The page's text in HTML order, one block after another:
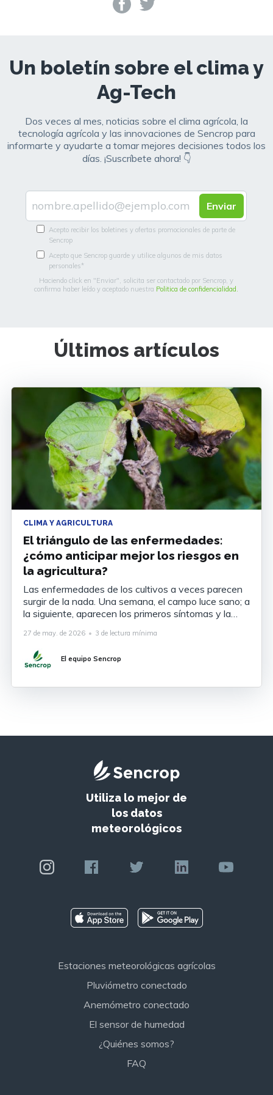
Un boletín sobre el clima y
Ag-Tech
Dos veces al mes, noticias sobre el clima agrícola, la
tecnología agrícola y las innovaciones de Sencrop para
informarte y ayudarte a tomar mejores decisiones todos los
días. ¡Suscríbete ahora! 👇
Acepto recibir los boletines y ofertas promocionales de parte de
Sencrop
Acepto que Sencrop guarde y utilice algunos de mis datos
personales*
Haciendo click en "Enviar", solicita ser contactado por Sencrop, y
confirma haber leído y aceptado nuestra Politica de confidencialidad.
Últimos artículos
CLIMA Y AGRICULTURA
El triángulo de las enfermedades:
¿cómo anticipar mejor los riesgos en
la agricultura?
Las enfermedades de los cultivos a veces parecen
surgir de la nada. Una semana, el campo luce sano; a
la siguiente, aparecen los primeros síntomas y la
embargo, estos episodios nunca son aleatorios.
Para que se desarrolle una enfermedad, deben
27 de may. de 2026 • 3 de lectura mínima
El equipo Sencrop
Utiliza lo mejor de
los datos
meteorológicos
Estaciones meteorológicas agrícolas
Pluviómetro conectado
Anemómetro conectado
El sensor de humedad
¿Quiénes somos?
FAQ